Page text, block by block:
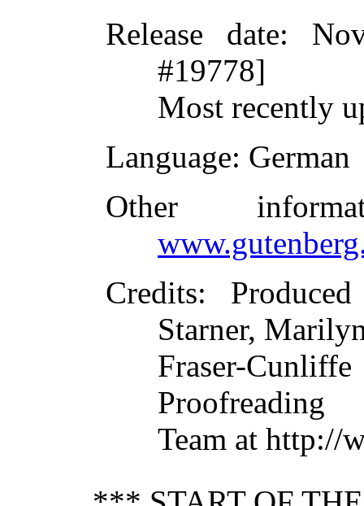
Release date:
#19778]
Most recently
Language: German
Other
Credits:
Starner,
Fraser-
Proofreading
Team at http://